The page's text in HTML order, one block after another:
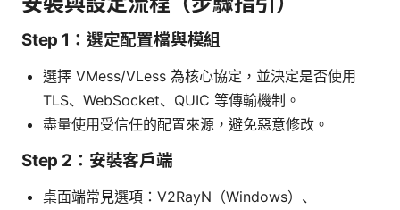
Step 1：選定配置檔與模組
選擇 VMess/VLess 為核心協定，並決定是否使用
TLS、WebSocket、QUIC 等傳輸機制。
盡量使用受信任的配置來源，避免惡意修改。
Step 2：安裝客戶端
桌面端常見選項：V2RayN（Windows）、